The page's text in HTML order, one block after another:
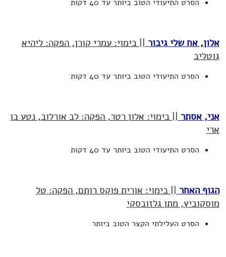
הסרט התיעודי הטוב ביותר עד 40 דקות
אלון, אח שלי גיבור || בימוי: עמרי קורן, הפקה: ליהיא
גוטליב
הסרט התיעודי הטוב ביותר עד 40 דקות
אני, אסתר || בימוי: אלון רטר, הפקה: לב אורלוב, נטע בן
ארי
הסרט התיעודי הטוב ביותר עד 40 דקות
הגוף האחר || בימוי: אורית פוקס רותם, הפקה: טל
מוסקוביץ, מתן גלזובסקי
הסרט העלילתי הקצר הטוב ביותר